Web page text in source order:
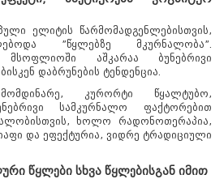
ელიტის წარმომადგენლებისთვის,
”წყლებზე მკურნალობა”.
აშკარაა ბუნებრივი
დაბრუნების ტენდენცია.
კურორტი წყალტუბო,
სამკურნალო ფაქტორებით
ხოლო რადონოთერაპია,
და ეფექტურია, ვიდრე ტრადიციული
წყლები სხვა წყლებისგან იმით
10:00-დან
Centre LTD